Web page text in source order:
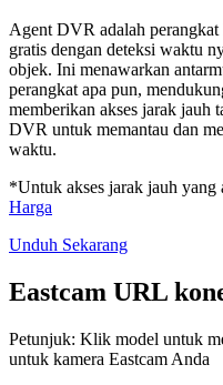
Agent DVR adalah
gratis dengan deteksi waktu
objek. Ini menawarkan
perangkat apa pun,
memberikan akses jarak
DVR untuk memantau dan
waktu.
*Untuk akses jarak jauh yang
Harga
Unduh Sekarang
Eastcam URL
Petunjuk: Klik model untuk
untuk kamera Eastcam Anda